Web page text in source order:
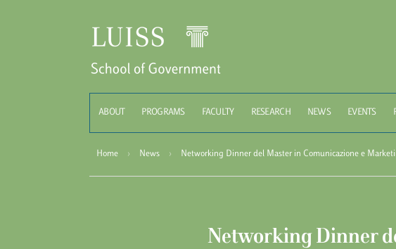
School of
ABOUT PROGRAMS FACULTY RESEARCH NEWS EVENTS
Home › News › Networking Dinner del Master in Comunicazione e
Networking Dinner